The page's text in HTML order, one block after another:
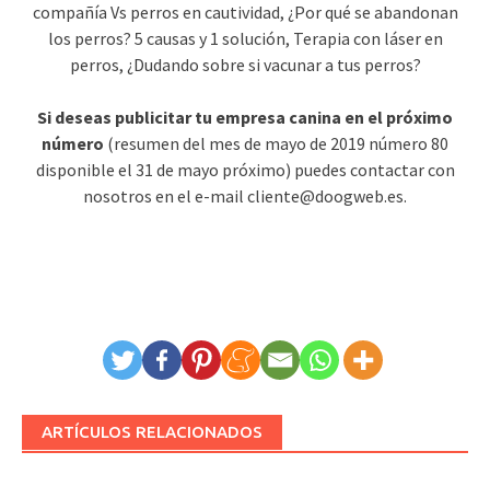
compañía Vs perros en cautividad, ¿Por qué se abandonan
los perros? 5 causas y 1 solución, Terapia con láser en
perros, ¿Dudando sobre si vacunar a tus perros?
Si deseas publicitar tu empresa canina en el próximo
número (resumen del mes de mayo de 2019 número 80
disponible el 31 de mayo próximo) puedes contactar con
nosotros en el e-mail cliente@doogweb.es.
ARTÍCULOS RELACIONADOS